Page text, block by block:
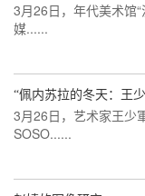
3月26日，年代美术馆
媒......
“佩内苏拉的冬天：王
3月26日，艺术家王少
SOSO......